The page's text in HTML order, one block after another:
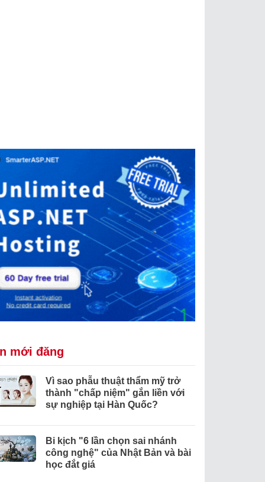
mới đăng
Vì sao phẫu thuật thẩm mỹ trở
thành "chấp niệm" gắn liền với
sự nghiệp tại Hàn Quốc?
Bi kịch "6 lần chọn sai nhánh
công nghệ" của Nhật Bản và bài
học đắt giá